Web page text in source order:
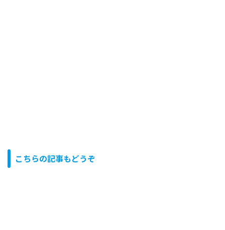
こちらの記事もどうぞ